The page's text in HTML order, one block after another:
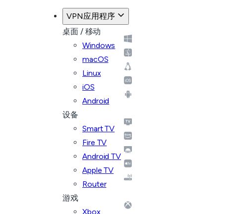
VPN应用程序
桌面 / 移动
Windows
macOS
Linux
iOS
Android
设备
Smart TV
Fire TV
Android TV
Apple TV
Router
游戏
Xbox